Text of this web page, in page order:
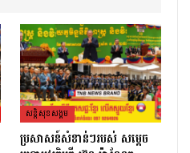
សន្តិសុខសង្គម
ប្រសាសន៍សំខាន់ៗរបស់ សម្តេច